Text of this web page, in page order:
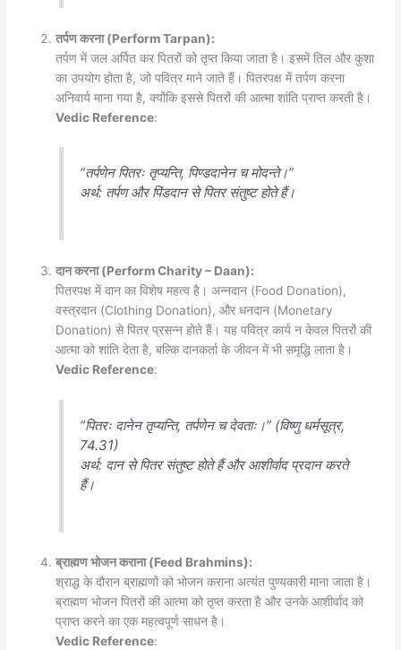
तर्पण करना (Perform Tarpan):
तर्पण में जल अर्पित कर पितरों को तृप्त किया जाता है। इसमें तिल और कुशा
का उपयोग होता है, जो पवित्र माने जाते हैं। पितरपक्ष में तर्पण करना
अनिवार्य माना गया है, क्योंकि इससे पितरों की आत्मा शांति प्राप्त करती है।
Vedic Reference:
“तर्पणेन पितरः तृप्यन्ति, पिण्डदानेन च मोदन्ते।”
अर्थ: तर्पण और पिंडदान से पितर संतुष्ट होते हैं।
दान करना (Perform Charity – Daan):
पितरपक्ष में दान का विशेष महत्व है। अन्नदान (Food Donation),
वस्त्रदान (Clothing Donation), और धनदान (Monetary
Donation) से पितर प्रसन्न होते हैं। यह पवित्र कार्य न केवल पितरों की
आत्मा को शांति देता है, बल्कि दानकर्ता के जीवन में भी समृद्धि लाता है।
Vedic Reference:
“पितरः दानेन तृप्यन्ति, तर्पणेन च देवताः।” (विष्णु धर्मसूत्र,
74.31)
अर्थ: दान से पितर संतुष्ट होते हैं और आशीर्वाद प्रदान करते
हैं।
ब्राह्मण भोजन कराना (Feed Brahmins):
श्राद्ध के दौरान ब्राह्मणों को भोजन कराना अत्यंत पुण्यकारी माना जाता है।
ब्राह्मण भोजन पितरों की आत्मा को तृप्त करता है और उनके आशीर्वाद को
प्राप्त करने का एक महत्वपूर्ण साधन है।
Vedic Reference: